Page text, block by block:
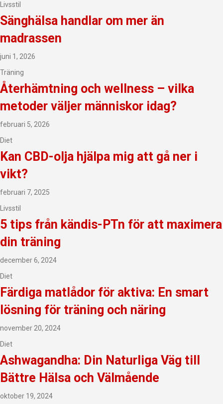
Livsstil
Sänghälsa handlar om mer än
madrassen
juni 1, 2026
Träning
Återhämtning och wellness – vilka
metoder väljer människor idag?
februari 5, 2026
Diet
Kan CBD-olja hjälpa mig att gå ner i
vikt?
februari 7, 2025
Livsstil
5 tips från kändis-PTn för att maximera
din träning
december 6, 2024
Diet
Färdiga matlådor för aktiva: En smart
lösning för träning och näring
november 20, 2024
Diet
Ashwagandha: Din Naturliga Väg till
Bättre Hälsa och Välmående
oktober 19, 2024